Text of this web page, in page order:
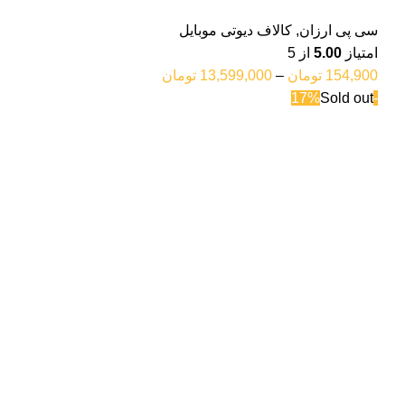
سی پی ارزان, کالاف دیوتی موبایل
امتیاز 5.00 از 5
154,900 تومان –
13,599,000 تومان
-17%
Sold out